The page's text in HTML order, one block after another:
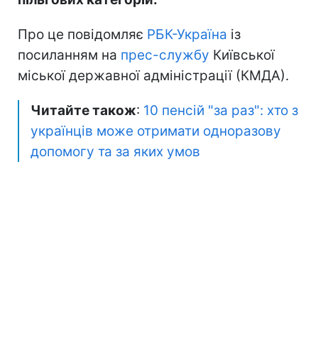
Про це повідомляє РБК-Україна із
посиланням на прес-службу Київської
міської державної адміністрації (КМДА).
Читайте також: 10 пенсій "за раз": хто з
українців може отримати одноразову
допомогу та за яких умов